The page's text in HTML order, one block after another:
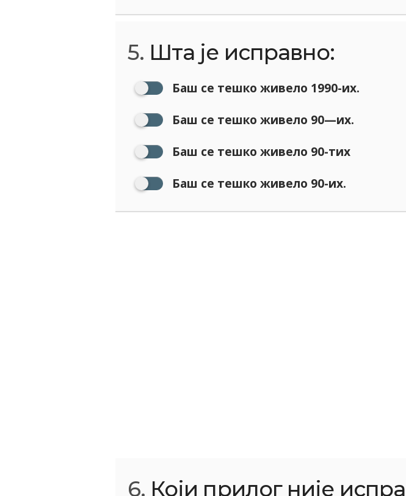
5. Шта је исправно:
Баш се тешко живело 1990-их.
Баш се тешко живело 90—их.
Баш се тешко живело 90-тих
Баш се тешко живело 90-их.
6. Који прилог није